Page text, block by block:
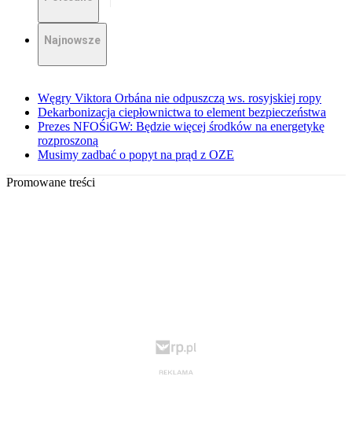
Najnowsze
Węgry Viktora Orbána nie odpuszczą ws. rosyjskiej ropy
Dekarbonizacja ciepłownictwa to element bezpieczeństwa
Prezes NFOŚiGW: Będzie więcej środków na energetykę
rozproszoną
Musimy zadbać o popyt na prąd z OZE
Promowane treści